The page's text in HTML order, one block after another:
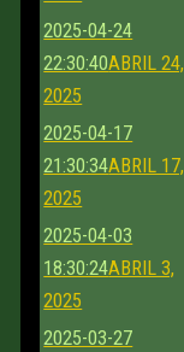
2025-04-24
22:30:40ABRIL 24,
2025
2025-04-17
21:30:34ABRIL 17,
2025
2025-04-03
18:30:24ABRIL 3,
2025
2025-03-27